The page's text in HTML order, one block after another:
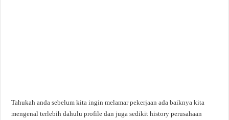
Tahukah anda sebelum kita ingin melamar pekerjaan ada baiknya kita
mengenal terlebih dahulu profile dan juga sedikit history perusahaan